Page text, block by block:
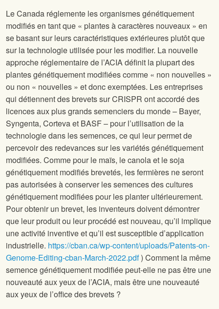
Le Canada réglemente les organismes génétiquement
modifiés en tant que « plantes à caractères nouveaux » en
se basant sur leurs caractéristiques extérieures plutôt que
sur la technologie utilisée pour les modifier. La nouvelle
approche réglementaire de l’ACIA définit la plupart des
plantes génétiquement modifiées comme « non nouvelles »
ou non « nouvelles » et donc exemptées. Les entreprises
qui détiennent des brevets sur CRISPR ont accordé des
licences aux plus grands semenciers du monde – Bayer,
Syngenta, Corteva et BASF – pour l’utilisation de la
technologie dans les semences, ce qui leur permet de
percevoir des redevances sur les variétés génétiquement
modifiées. Comme pour le maïs, le canola et le soja
génétiquement modifiés brevetés, les fermières ne seront
pas autorisées à conserver les semences des cultures
génétiquement modifiées pour les planter ultérieurement.
Pour obtenir un brevet, les inventeurs doivent démontrer
que leur produit ou leur procédé est nouveau, qu’il implique
une activité inventive et qu’il est susceptible d’application
industrielle. https://cban.ca/wp-content/uploads/Patents-on-
Genome-Editing-cban-March-2022.pdf) Comment la même
semence génétiquement modifiée peut-elle ne pas être une
nouveauté aux yeux de l’ACIA, mais être une nouveauté
aux yeux de l’office des brevets ?